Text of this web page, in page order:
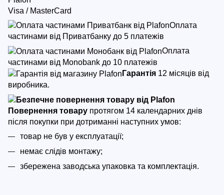
Visa / MasterCard
Оплата
частинами від Приватбанку до 5 платежів
Оплата
частинами від Monobank до 10 платежів
Гарантія 12 місяців від
виробника.
Повернення товару протягом 14 календарних днів
після покупки при дотриманні наступних умов:
товар не був у експлуатації;
немає слідів монтажу;
збережена заводська упаковка та комплектація.